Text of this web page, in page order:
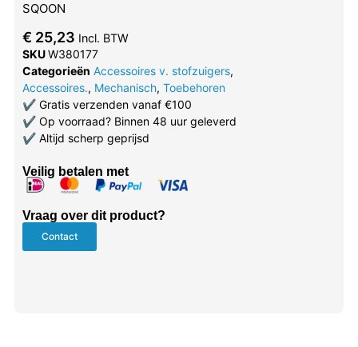
SQOON
€ 25,23 Incl. BTW
SKUW380177
Categorieën Accessoires v. stofzuigers,
Accessoires., Mechanisch, Toebehoren
✔Gratis verzenden vanaf €100
✔Op voorraad? Binnen 48 uur geleverd
✔Altijd scherp geprijsd
Veilig betalen met
Vraag over dit product?
Contact